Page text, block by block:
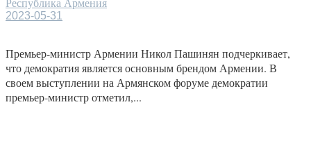
Республика Армения
2023-05-31
Премьер-министр Армении Никол Пашинян подчеркивает,
что демократия является основным брендом Армении. В
своем выступлении на Армянском форуме демократии
премьер-министр отметил,...